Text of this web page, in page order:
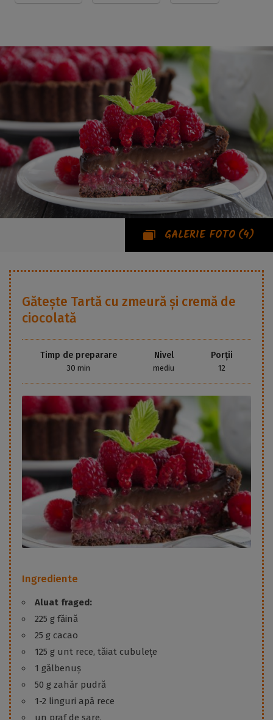
GALERIE FOTO (4)
Gătește Tartă cu zmeură și cremă de
ciocolată
Timp de preparare
30 min
Nivel
mediu
Porții
12
Ingrediente
Aluat fraged:
225 g făină
25 g cacao
125 g unt rece, tăiat cubulețe
1 gălbenuș
50 g zahăr pudră
1-2 linguri apă rece
un praf de sare.